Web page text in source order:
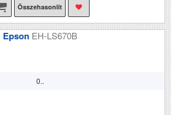
Összehasonlít
Epson EH-LS670B
0..